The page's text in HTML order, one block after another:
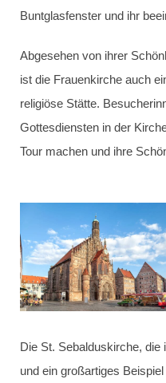
Buntglasfenster und ihr
Abgesehen von ihrer
ist die Frauenkirche auch
religiöse Stätte.
Gottesdiensten in der
Tour machen und ihre
Die St. Sebalduskirche, die
und ein großartiges